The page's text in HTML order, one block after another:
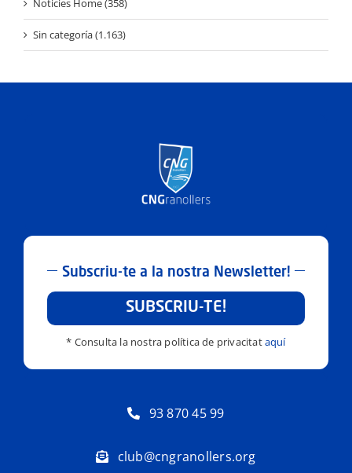
Sin categoría (1.163)
Subscriu-te a la nostra Newsletter!
SUBSCRIU-TE!
* Consulta la nostra política de privacitataquí
93 870 45 99
club@cngranollers.org